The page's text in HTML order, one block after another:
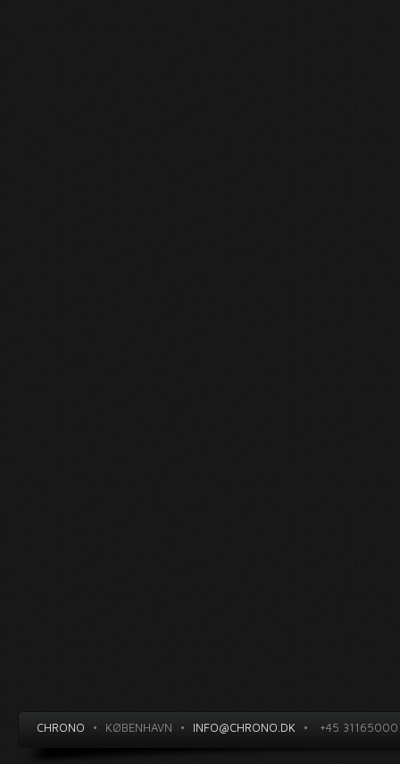
CHRONO • KØBENHAVN • INFO@CHRONO.DK • +45 31165000